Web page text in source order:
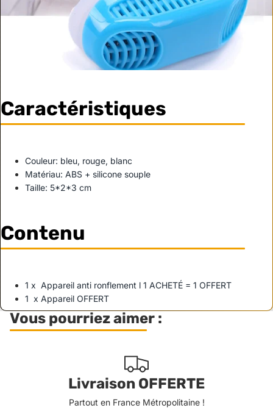
Caractéristiques
Couleur: bleu, rouge, blanc
Matériau: ABS + silicone souple
Taille: 5*2*3 cm
Contenu
1 x Appareil anti ronflement l 1 ACHETÉ = 1 OFFERT
1 x Appareil OFFERT
Vous pourriez aimer :
Livraison OFFERTE
Partout en France Métropolitaine !